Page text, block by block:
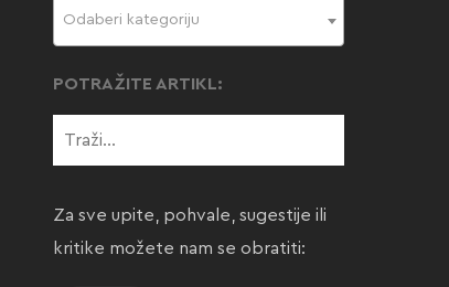
Odaberi kategoriju
POTRAŽITE ARTIKL:
Za sve upite, pohvale, sugestije ili
kritike možete nam se obratiti: